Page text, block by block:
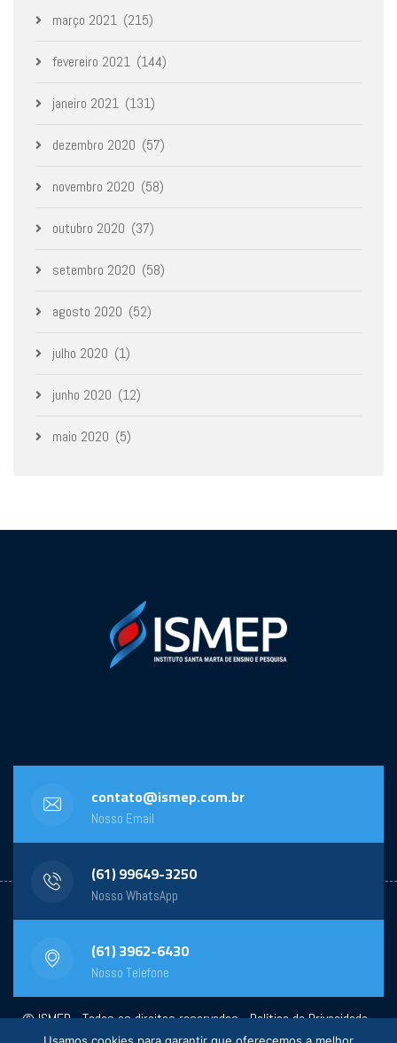
março 2021 (215)
fevereiro 2021 (144)
janeiro 2021 (131)
dezembro 2020 (57)
novembro 2020 (58)
outubro 2020 (37)
setembro 2020 (58)
agosto 2020 (52)
julho 2020 (1)
junho 2020 (12)
maio 2020 (5)
contato@ismep.com.br
Nosso Email
(61) 99649-3250
Nosso WhatsApp
(61) 3962-6430
Nosso Telefone
© ISMEP - Todos os direitos reservados -Política de Privacidade-